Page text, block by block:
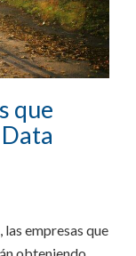
que
empresas que